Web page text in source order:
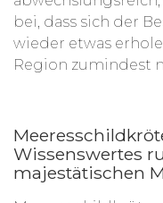
bei, dass sich der
wieder etwas
Region zumindest
Wissenswertes
majestätischen